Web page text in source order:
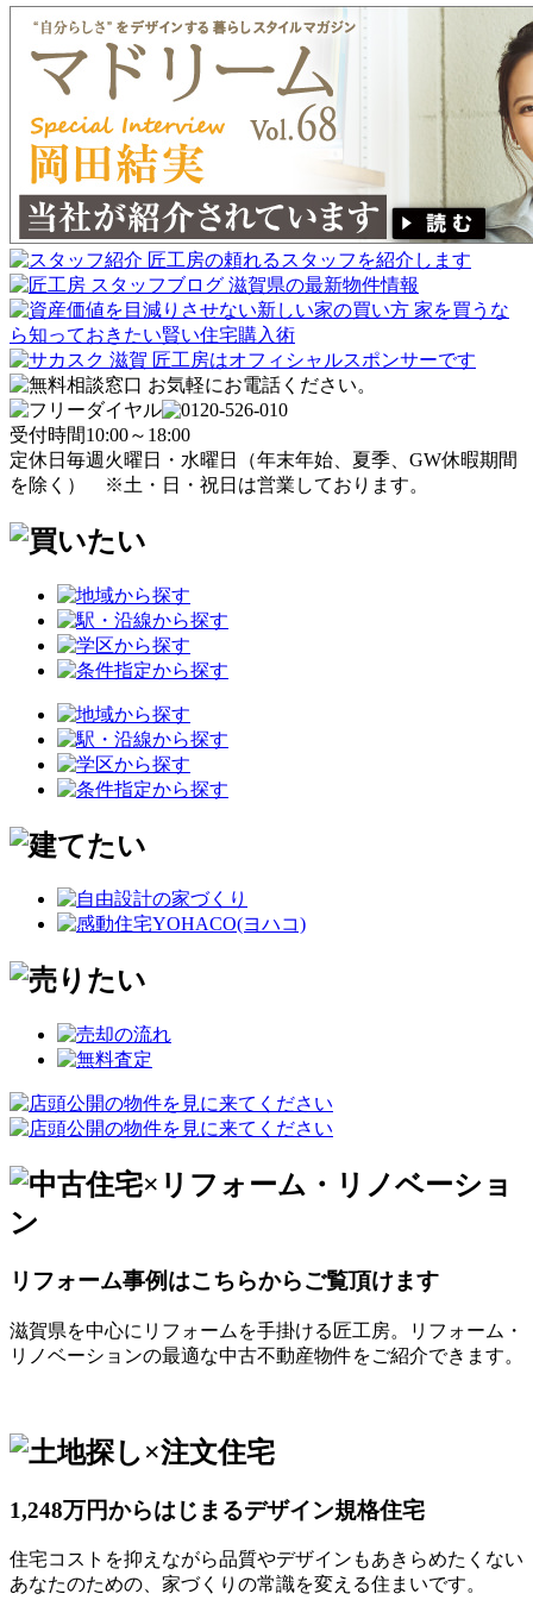
受付時間10:00～18:00
定休日 毎週火曜日・水曜日
（年末年始、夏季、GW休暇期間
を除く）
※土・日・祝日は営業しております。
リフォーム事例はこちらからご覧頂けます
滋賀県を中心にリフォームを手掛ける匠工房。リフォーム・
リノベーションの最適な中古不動産物件をご紹介できます。
1,248万円からはじまるデザイン規格住宅
住宅コストを抑えながら品質やデザインもあきらめたくない
あなたのための、家づくりの常識を変える住まいです。